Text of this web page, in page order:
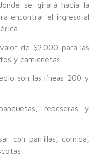
se girará hacia la
encontrar el ingreso al
de $2.000 para las
y camionetas.
son las líneas 200 y
reposeras y
con parrillas, comida,